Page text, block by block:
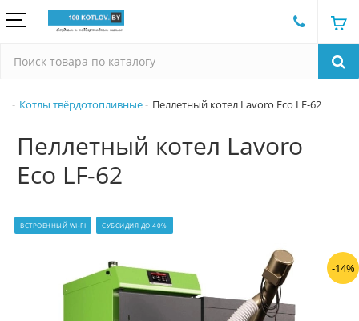
Котлы твёрдотопливные Пеллетный котел Lavoro Eco LF-62
Пеллетный котел Lavoro
Eco LF-62
-14%
ВСТРОЕННЫЙ WI-FI СУБСИДИЯ ДО 40%